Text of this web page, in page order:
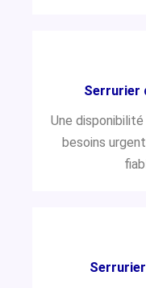
Serrurier
Une
besoins